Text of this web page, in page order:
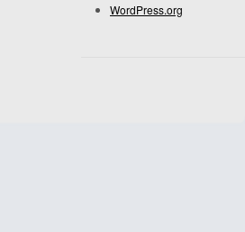
WordPress.org